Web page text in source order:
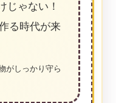
じゃない！
る時代が来
がしっかり守ら